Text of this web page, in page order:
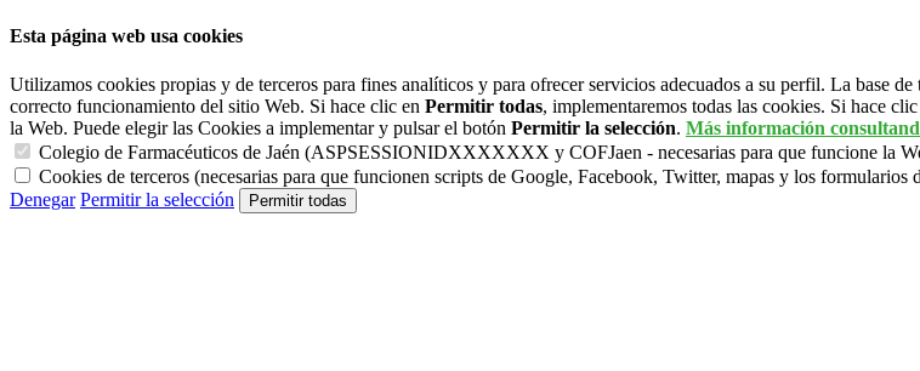
Esta página web usa cookies
Utilizamos cookies propias y de terceros para fines analíticos y para ofrecer servicios adecuados a su perfil. La base
correcto funcionamiento del sitio Web. Si hace clic en Permitir todas, implementaremos todas las cookies. Si hace clic
la Web. Puede elegir las Cookies a implementar y pulsar el botón Permitir la selección. Más información
Colegio de Farmacéuticos de Jaén (ASPSESSIONIDXXXXXXX y COFJaen - necesarias para que funcione la
Cookies de terceros (necesarias para que funcionen scripts de Google, Facebook, Twitter, mapas y los formularios
Denegar Permitir la selección